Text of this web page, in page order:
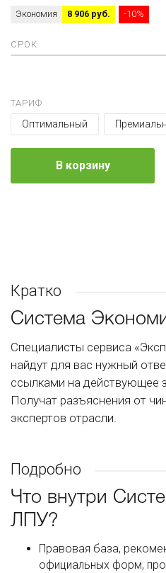
Экономия 8 906 руб. -10%
СРОК
ТАРИФ
Оптимальный
В корзину
Кратко
Система
Специалисты сервиса
найдут для вас нужный
ссылками на действующее
Получат разъяснения от
экспертов отрасли.
Подробно
Что внутри
ЛПУ?
Правовая база,
официальных форм,